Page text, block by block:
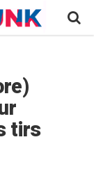
tirs